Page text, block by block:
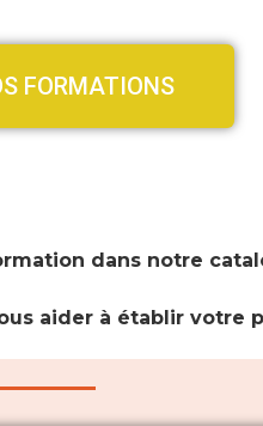
FORMATIONS
dans notre
aider à établir